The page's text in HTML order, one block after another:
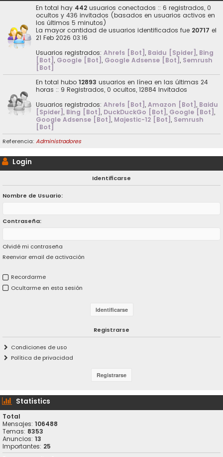
En total hay 442 usuarios conectados :: 6 registrados, 0
ocultos y 436 invitados (basados en usuarios activos en
los últimos 5 minutos)
La mayor cantidad de usuarios identificados fue 20717 el
21 Feb 2026 03:16
Usuarios registrados: Ahrefs [Bot], Baidu [Spider], Bing
[Bot], Google [Bot], Google Adsense [Bot], Semrush
[Bot]
En total hubo 12893 usuarios en línea en las últimas 24
horas :: 9 Registrados, 0 ocultos, 12884 Invitados
Usuarios registrados: Ahrefs [Bot], Amazon [Bot], Baidu
[Spider], Bing [Bot], DuckDuckGo [Bot], Google [Bot],
Google Adsense [Bot], Majestic-12 [Bot], Semrush
[Bot]
Referencia: Administradores
Login
Identificarse
Nombre de Usuario:
Contraseña:
Olvidé mi contraseña
Reenviar email de activación
Recordarme
Ocultarme en esta sesión
Registrarse
Condiciones de uso
Política de privacidad
Statistics
Total
Mensajes: 106488
Temas: 8353
Anuncios: 13
Importantes: 25